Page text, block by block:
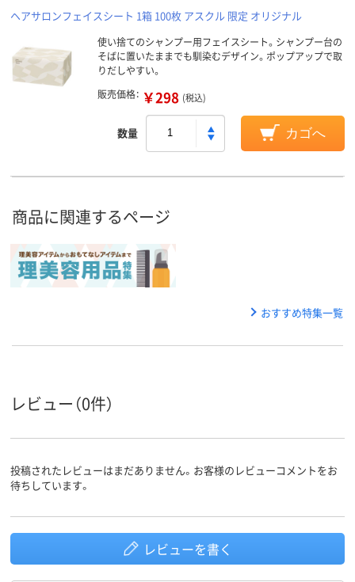
ヘアサロンフェイスシート 1箱 100枚 アスクル 限定 オリジナル
使い捨てのシャンプー用フェイスシート。シャンプー台の
そばに置いたままでも馴染むデザイン。ポップアップで取
りだしやすい。
販売価格： ￥298 (税込)
数量 カゴへ
商品に関連するページ
おすすめ特集一覧
レビュー（0件）
投稿されたレビューはまだありません。お客様のレビューコメントをお
待ちしています。
レビューを書く